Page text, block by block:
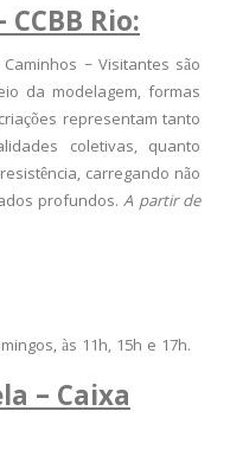
Rio:
– Visitantes são
da modelagem, formas
representam tanto
coletivas, quanto
carregando não
profundos.A partir de
às 11h, 15h e 17h.
– Caixa